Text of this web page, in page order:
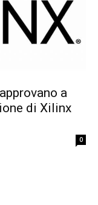
a
di Xilinx
0